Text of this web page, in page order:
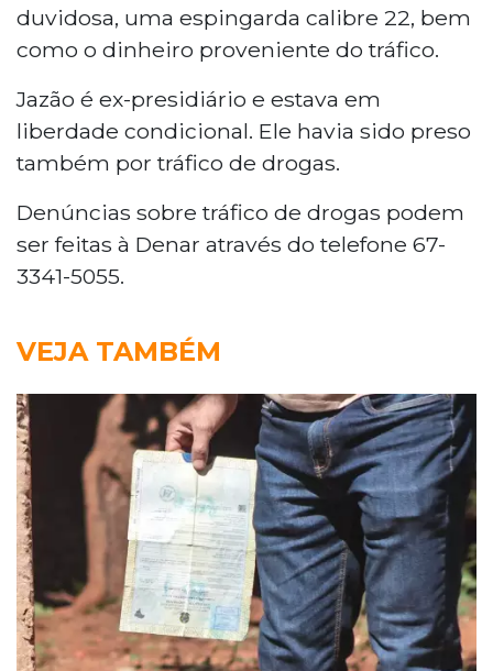
duvidosa, uma espingarda calibre 22, bem
como o dinheiro proveniente do tráfico.
Jazão é ex-presidiário e estava em
liberdade condicional. Ele havia sido preso
também por tráfico de drogas.
Denúncias sobre tráfico de drogas podem
ser feitas à Denar através do telefone 67-
3341-5055.
VEJA TAMBÉM